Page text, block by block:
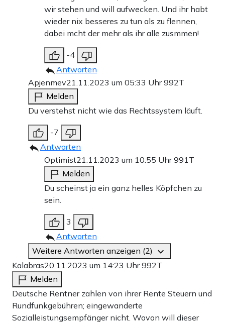
wir stehen und will aufwecken. Und ihr habt
wieder nix besseres zu tun als zu flennen,
dabei mcht der mehr als ihr alle zusmmen!
-4
Antworten
Apjenmev21.11.2023 um 05:33 Uhr992T
Melden
Du verstehst nicht wie das Rechtssystem läuft.
-7
Antworten
Optimist21.11.2023 um 10:55 Uhr991T
Melden
Du scheinst ja ein ganz helles Köpfchen zu
sein.
3
Antworten
Weitere Antworten anzeigen (2)
Kalabras20.11.2023 um 14:23 Uhr992T
Melden
Deutsche Rentner zahlen von ihrer Rente Steuern und
Rundfunkgebühren; eingewanderte
Sozialleistungsempfänger nicht. Wovon will dieser